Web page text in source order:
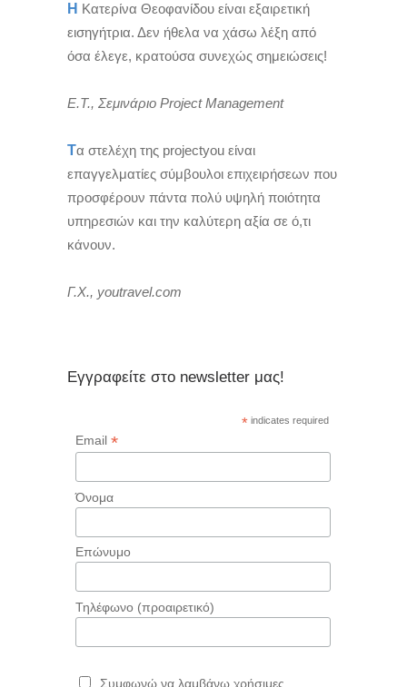
Η Κατερίνα Θεοφανίδου είναι εξαιρετική
εισηγήτρια. Δεν ήθελα να χάσω λέξη από
όσα έλεγε, κρατούσα συνεχώς σημειώσεις!
Ε.Τ., Σεμινάριο Project Management
Τα στελέχη της projectyou είναι
επαγγελματίες σύμβουλοι επιχειρήσεων που
προσφέρουν πάντα πολύ υψηλή ποιότητα
υπηρεσιών και την καλύτερη αξία σε ό,τι
κάνουν.
Γ.Χ., youtravel.com
Εγγραφείτε στο newsletter μας!
* indicates required
Email *
Όνομα
Επώνυμο
Τηλέφωνο (προαιρετικό)
Συμφωνώ να λαμβάνω χρήσιμες